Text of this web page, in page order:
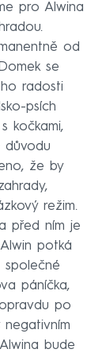
pro Alwina
od
se
radosti
psích
kočkami,
důvodu
že by
režim.
před ním je
potká
společné
páníčka,
po
bude